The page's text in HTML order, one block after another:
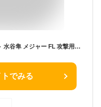
バタフライ BUTTERFLY 卓球ラケット 水谷隼 メジャー FL 攻撃用 シェークハンド 37281
でみる